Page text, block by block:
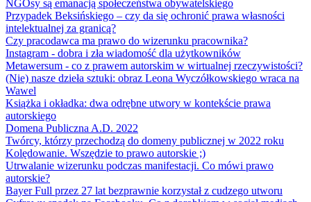
NGOsy są emanacją społeczeństwa obywatelskiego
Przypadek Beksińskiego – czy da się ochronić prawa własności
intelektualnej za granicą?
Czy pracodawca ma prawo do wizerunku pracownika?
Instagram - dobra i zła wiadomość dla użytkowników
Metawersum - co z prawem autorskim w wirtualnej rzeczywistości?
(Nie) nasze dzieła sztuki: obraz Leona Wyczółkowskiego wraca na
Wawel
Książka i okładka: dwa odrębne utwory w kontekście prawa
autorskiego
Domena Publiczna A.D. 2022
Twórcy, którzy przechodzą do domeny publicznej w 2022 roku
Kolędowanie. Wszędzie to prawo autorskie ;)
Utrwalanie wizerunku podczas manifestacji. Co mówi prawo
autorskie?
Bayer Full przez 27 lat bezprawnie korzystał z cudzego utworu